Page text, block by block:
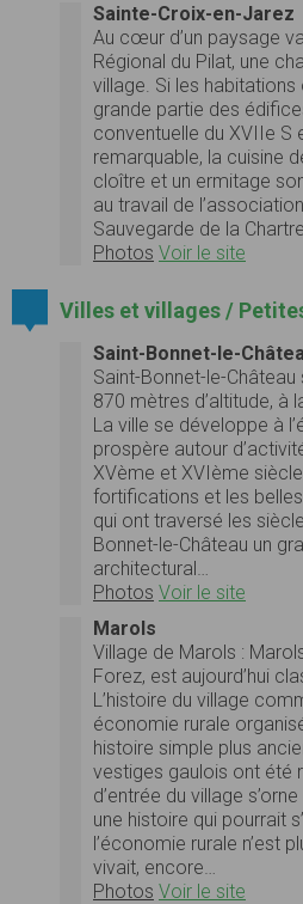
Sainte-Croix-en-Jarez
Au cœur d’un paysage
Régional du Pilat, une
village. Si les habitations
grande partie des
conventuelle du XVIIe S
remarquable, la cuisine
cloître et un ermitage
au travail de
Sauvegarde de la
Photos Voir le site
Villes et villages /
Saint-Bonnet-le-
Saint-Bonnet-le-Château
870 mètres d’altitude, à
La ville se développe à
prospère autour
XVème et XVIème
fortifications et les
qui ont traversé les
Bonnet-le-Château un
architectural…
Photos Voir le site
Marols
Village de Marols :
Forez, est aujourd’hui
L’histoire du village
économie rurale
histoire simple plus
vestiges gaulois ont été
d’entrée du village
une histoire qui pourrait
l’économie rurale n’est
vivait, encore…
Photos Voir le site